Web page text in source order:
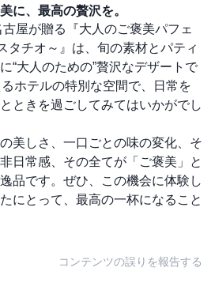
に、最高の贅沢を。
屋が贈る『大人のご褒美パフェ
タチオ～』は、旬の素材とパティ
“大人のための”贅沢なデザートで
ホテルの特別な空間で、日常を
ときを過ごしてみてはいかがでし
美しさ、一口ごとの味の変化、そ
日常感、その全てが「ご褒美」と
品です。ぜひ、この機会に体験し
にとって、最高の一杯になること
コンテンツの誤りを報告する